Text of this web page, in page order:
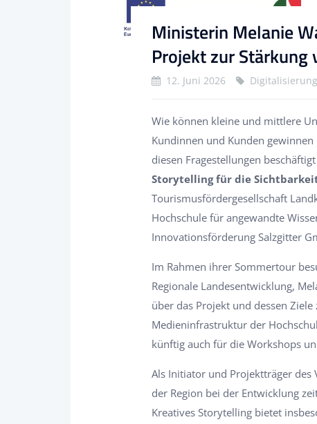
Ministerin Melanie
Projekt zur Stärkung
12. Juni 2026
Wie können kleine und mittlere
Kundinnen und Kunden
diesen Fragestellungen
Storytelling für die
Tourismusfördergesellschaft
Hochschule für angewandte
Innovationsförderung Salzgitter
Im Rahmen ihrer Sommertour
Regionale Landesentwicklung,
über das Projekt und dessen
Medieninfrastruktur der
künftig auch für die Workshops
Als Initiator und Projektträger
der Region bei der Entwicklung
Kreatives Storytelling bietet